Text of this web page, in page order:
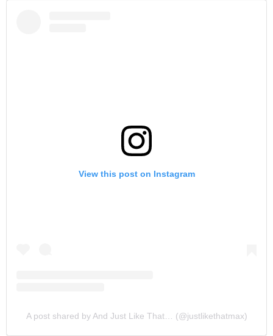
View this post on Instagram
A post shared by And Just Like That… (@justlikethatmax)